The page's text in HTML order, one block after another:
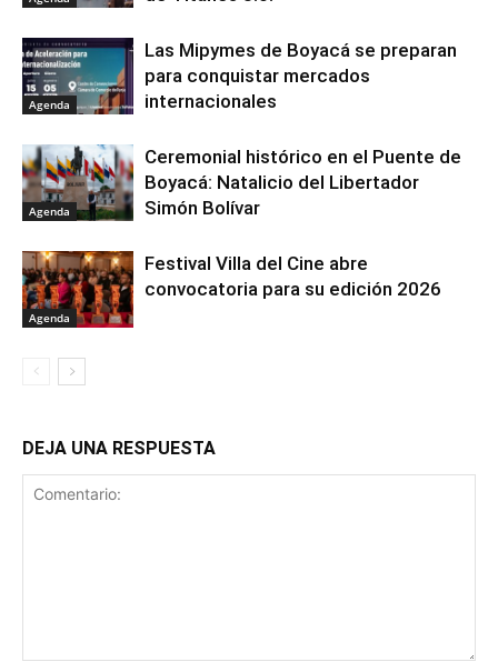
Agenda
Las Mipymes de Boyacá se preparan
para conquistar mercados
internacionales
Agenda
Ceremonial histórico en el Puente de
Boyacá: Natalicio del Libertador
Simón Bolívar
Agenda
Festival Villa del Cine abre
convocatoria para su edición 2026
DEJA UNA RESPUESTA